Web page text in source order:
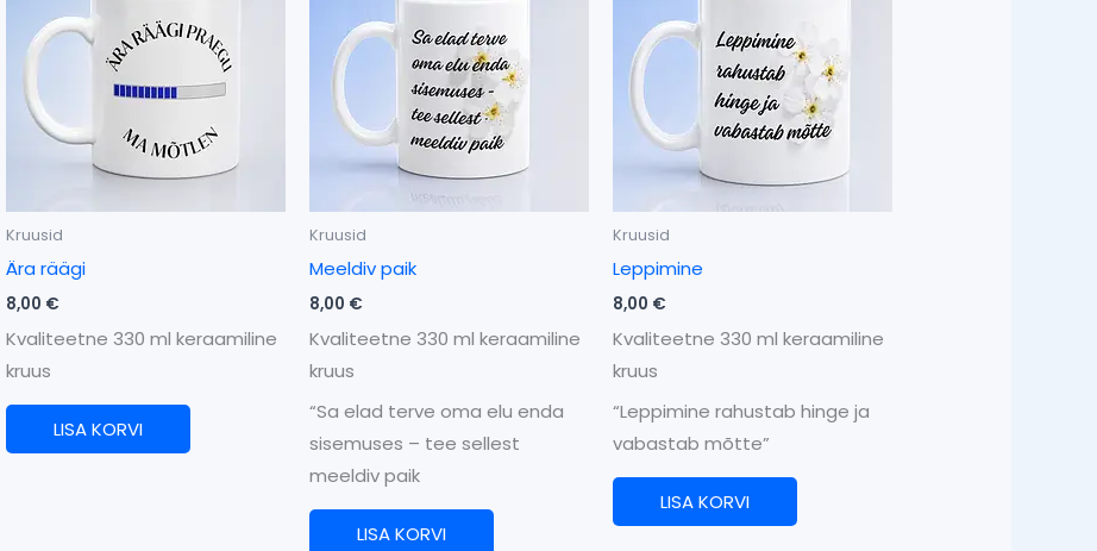
Kruusid
Ära räägi
8,00 €
Kvaliteetne 330 ml keraamiline
kruus
LISA KORVI
Kruusid
Meeldiv paik
8,00 €
Kvaliteetne 330 ml keraamiline
kruus
“Sa elad terve oma elu enda
sisemuses – tee sellest
meeldiv paik
LISA KORVI
Kruusid
Leppimine
8,00 €
Kvaliteetne 330 ml keraamiline
kruus
“Leppimine rahustab hinge ja
vabastab mõtte”
LISA KORVI